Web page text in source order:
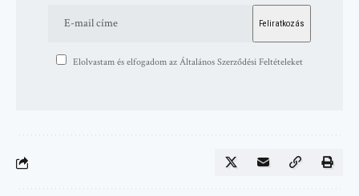
Elolvastam és elfogadom az Általános Szerződési Feltételeket